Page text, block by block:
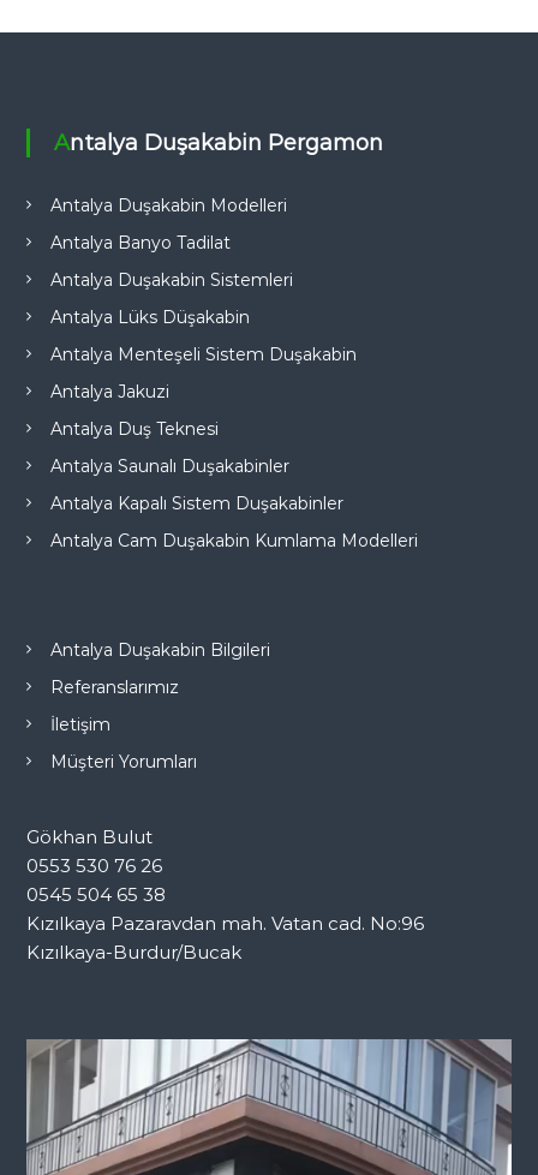
Antalya Duşakabin Pergamon
Antalya Duşakabin Modelleri
Antalya Banyo Tadilat
Antalya Duşakabin Sistemleri
Antalya Lüks Düşakabin
Antalya Menteşeli Sistem Duşakabin
Antalya Jakuzi
Antalya Duş Teknesi
Antalya Saunalı Duşakabinler
Antalya Kapalı Sistem Duşakabinler
Antalya Cam Duşakabin Kumlama Modelleri
Antalya Duşakabin Bilgileri
Referanslarımız
İletişim
Müşteri Yorumları
Gökhan Bulut
0553 530 76 26
0545 504 65 38
Kızılkaya Pazaravdan mah. Vatan cad. No:96
Kızılkaya-Burdur/Bucak
i
o